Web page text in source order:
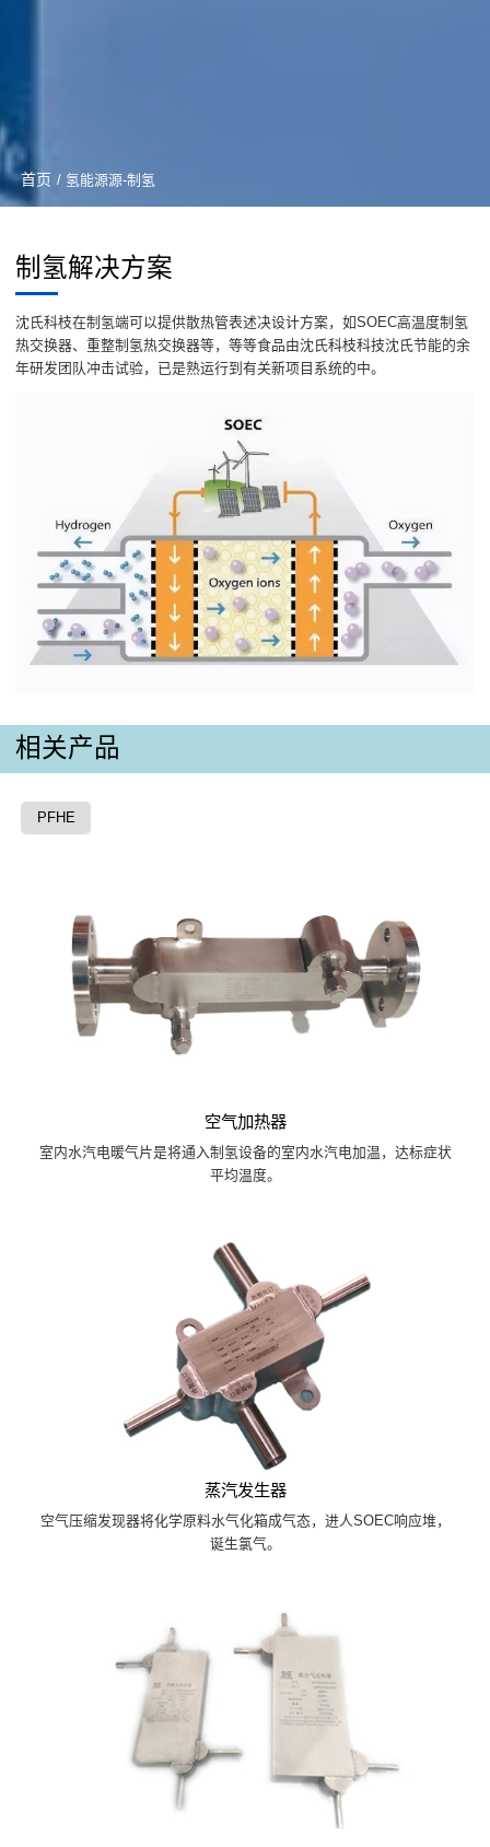
首页 / 氢能源源-制氢
制氢解决方案
沈氏科枝在制氢端可以提供散热管表述决设计方案，如SOEC高温度制氢
热交换器、重整制氢热交换器等，等等食品由沈氏科枝科技沈氏节能的余
年研发团队冲击试验，已是熟运行到有关新项目系统的中。
相关产品
PFHE
空气加热器
室内水汽电暖气片是将通入制氢设备的室内水汽电加温，达标症状
平均温度。
蒸汽发生器
空气压缩发现器将化学原料水气化箱成气态，进人SOEC响应堆，
诞生氯气。